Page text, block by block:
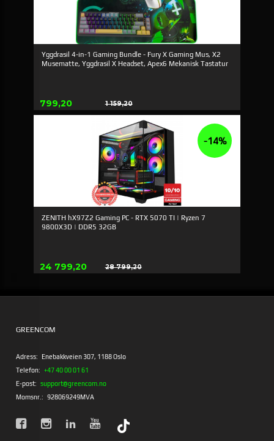
Yggdrasil 4-in-1 Gaming Bundle - Fury X Gaming Mus, X2
Musematte, Yggdrasil X Headset, Apex6 Mekanisk Tastatur
Erbjudande
799,20 1 159,20
Rabatt
ZENITH hX97Z2 Gaming PC - RTX 5070 TI | Ryzen 7
9800X3D | DDR5 32GB
Erbjudande
24 799,20 28 799,20
Rabatt
-14%
GREENCOM
Adress: Enebakkveien 307, 1188 Oslo
Telefon: +47 40 00 01 61
E-post: support@greencom.no
Momsnr.: 928069249MVA